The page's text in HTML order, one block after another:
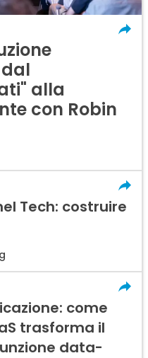
alla
con Robin
Tech: costruire
come
trasforma il
data-